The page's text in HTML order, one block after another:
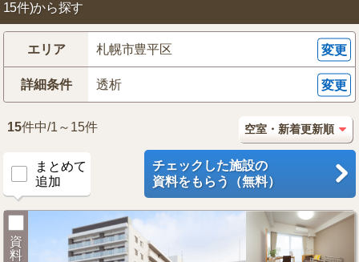
15件)から探す
エリア 札幌市豊平区 変更
詳細条件 透析 変更
15件中/1～15件
まとめて
追加
チェックした施設の
資料をもらう（無料）
資
料